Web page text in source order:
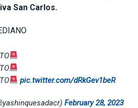
San Carlos.
pic.twitter.com/dRkGev1beR
February 28, 2023